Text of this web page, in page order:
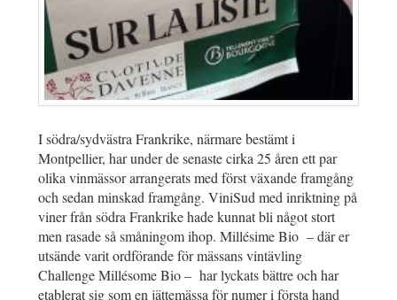
I södra/sydvästra Frankrike, närmare bestämt i
Montpellier, har under de senaste cirka 25 åren ett par
olika vinmässor arrangerats med först växande framgång
och sedan minskad framgång. ViniSud med inriktning på
viner från södra Frankrike hade kunnat bli något stort
men rasade så småningom ihop. Millésime Bio – där er
utsände varit ordförande för mässans vintävling
Challenge Millésome Bio – har lyckats bättre och har
etablerat sig som en jättemässa för numer i första hand